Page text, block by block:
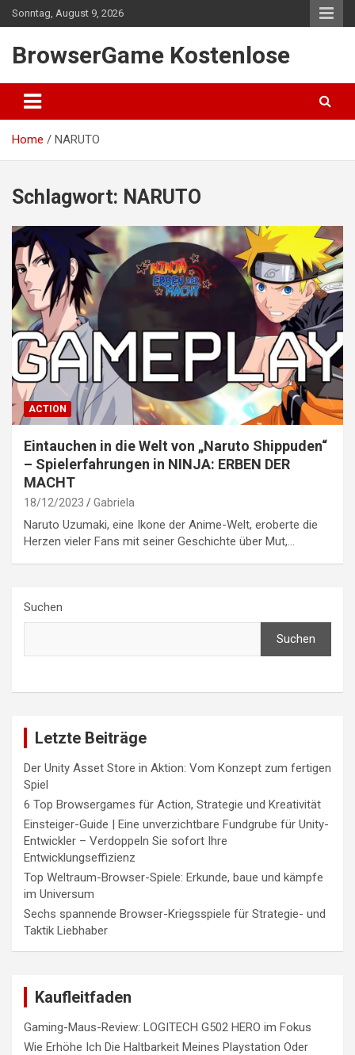
Skip
to
Sonntag, August 9, 2026
BrowserGame Kostenlose
Home NARUTO
Schlagwort: NARUTO
ACTION
Eintauchen in die Welt von „Naruto Shippuden“
– Spielerfahrungen in NINJA: ERBEN DER
MACHT
18/12/2023 Gabriela
Naruto Uzumaki, eine Ikone der Anime-Welt, eroberte die
Herzen vieler Fans mit seiner Geschichte über Mut,…
Suchen
Suchen
Letzte Beiträge
Der Unity Asset Store in Aktion: Vom Konzept zum fertigen
Spiel
6 Top Browsergames für Action, Strategie und Kreativität
Einsteiger-Guide | Eine unverzichtbare Fundgrube für Unity-
Entwickler – Verdoppeln Sie sofort Ihre
Entwicklungseffizienz
Top Weltraum-Browser-Spiele: Erkunde, baue und kämpfe
im Universum
Sechs spannende Browser-Kriegsspiele für Strategie- und
Taktik Liebhaber
Kaufleitfaden
Gaming-Maus-Review: LOGITECH G502 HERO im Fokus
Wie Erhöhe Ich Die Haltbarkeit Meines Playstation Oder